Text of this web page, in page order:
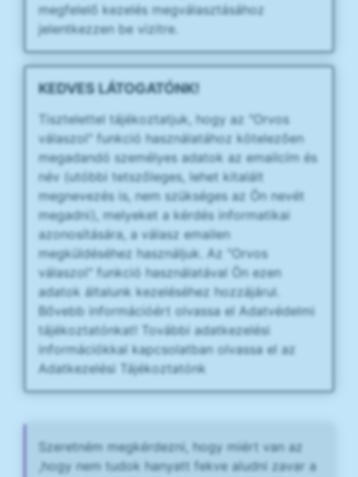
megfelelő kezelés megválasztásához
jelentkezzen be vizitre.
KEDVES LÁTOGATÓNK!
Tisztelettel tájékoztatjuk, hogy az "Orvos
válaszol" funkció használatához kötelezően
megadandó személyes adatok az emailcím és
név (utóbbi tetszőleges, lehet kitalált
megnevezés is, nem szükséges az Ön nevét
megadni), melyeket a kérdés informatikai
azonosítására, a válasz emailen
megküldéséhez használjuk. Az "Orvos
válaszol" funkció használatával Ön ezen
adatok általunk kezeléséhez hozzájárul.
Bővebb információért olvassa el Adatvédelmi
tájékoztatónkat! További adatkezelési
információkkal kapcsolatban olvassa el az
Adatkezelési Tájékoztatónk
Szeretném megkérdezni, hogy miért van az
,hogy nem tudok hanyatt fekve aludni zavar a